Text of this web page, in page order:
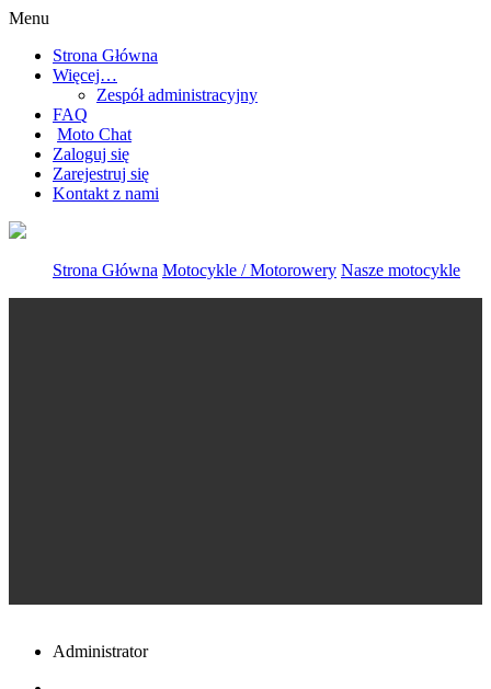
Menu
Strona Główna
Więcej…
Zespół administracyjny
FAQ
Moto Chat
Zaloguj się
Zarejestruj się
Kontakt z nami
Strona Główna Motocykle / Motorowery Nasze motocykle
Administrator